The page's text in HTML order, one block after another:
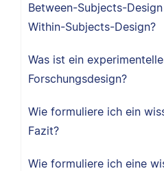
Between-Subjects-
Within-Subjects-Design?
Was ist ein
Forschungsdesign?
Wie formuliere ich ein
Fazit?
Wie formuliere ich eine